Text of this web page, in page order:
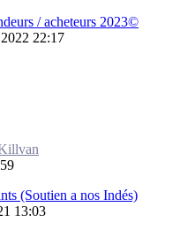
/ acheteurs 2023©
22:17
(Soutien a nos Indés)
13:03